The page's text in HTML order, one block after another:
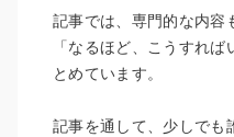
記事では、専門的な内容
「なるほど、こうすれ
とめています。
記事を通して、少しでも